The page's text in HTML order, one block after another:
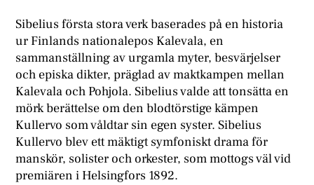
Sibelius första stora verk baserades på en historia
ur Finlands nationalepos Kalevala, en
sammanställning av urgamla myter, besvärjelser
och episka dikter, präglad av maktkampen mellan
Kalevala och Pohjola. Sibelius valde att tonsätta en
mörk berättelse om den blodtörstige kämpen
Kullervo som våldtar sin egen syster. Sibelius
Kullervo blev ett mäktigt symfoniskt drama för
manskör, solister och orkester, som mottogs väl vid
premiären i Helsingfors 1892.